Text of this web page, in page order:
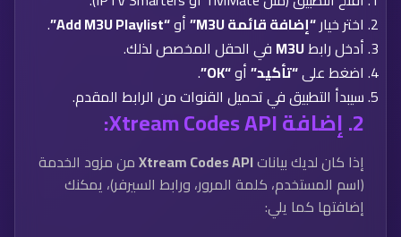
اختر خيار“إضافة قائمة M3U” أو“Add M3U Playlist”
.
أدخل رابطM3U في الحقل المخصص لذلك.
اضغط على“تأكيد”أو“OK”
.
سيبدأ التطبيق في تحميل القنوات من الرابط المقدم.
2. إضافة Xtream Codes API:
إذا كان لديك بياناتXtream Codes APIمن مزود الخدمة
(اسم المستخدم، كلمة المرور، ورابط السيرفر)، يمكنك
إضافتها كما يلي: